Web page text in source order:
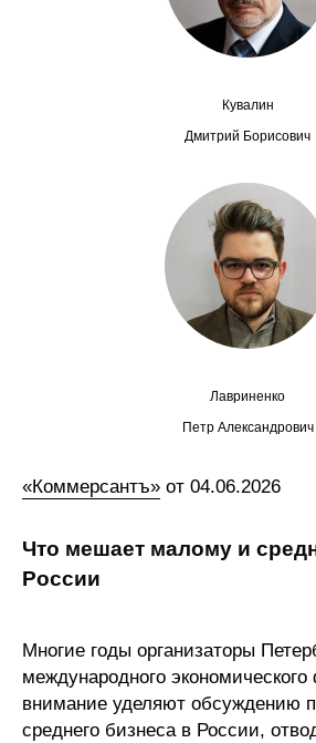
Сотрудники
Научная жизнь
О журнале
Номера журналов
Стандарты
Кувалин
Дмитрий Борисович
Лавриненко
Петр Александрович
«Коммерсантъ» от 04.06.2026
Что мешает малому и
России
Многие годы организаторы
международного
внимание уделяют обсуждению
среднего бизнеса в России,